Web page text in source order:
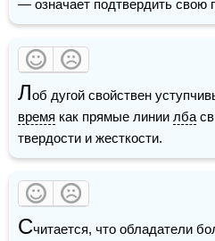
— означает подтвердить свою
Л
время как прямые линии лба
твердости и жесткости.
Считается, что обладатели